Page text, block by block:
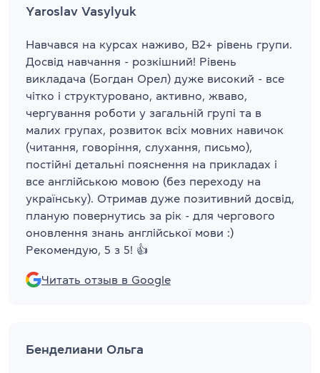
Yaroslav Vasylyuk
Навчався на курсах наживо, В2+ рівень групи.
Досвід навчання - розкішний! Рівень
викладача (Богдан Орел) дуже високий - все
чітко і структуровано, активно, жваво,
чергування роботи у загальній групі та в
малих групах, розвиток всіх мовних навичок
(читання, говоріння, слухання, письмо),
постійні детальні пояснення на прикладах і
все англійською мовою (без переходу на
українську). Отримав дуже позитивний досвід,
планую повернутись за рік - для чергового
оновлення знань англійської мови :)
Рекомендую, 5 з 5! 👍
Читать отзыв в Google
Бенделиани Ольга